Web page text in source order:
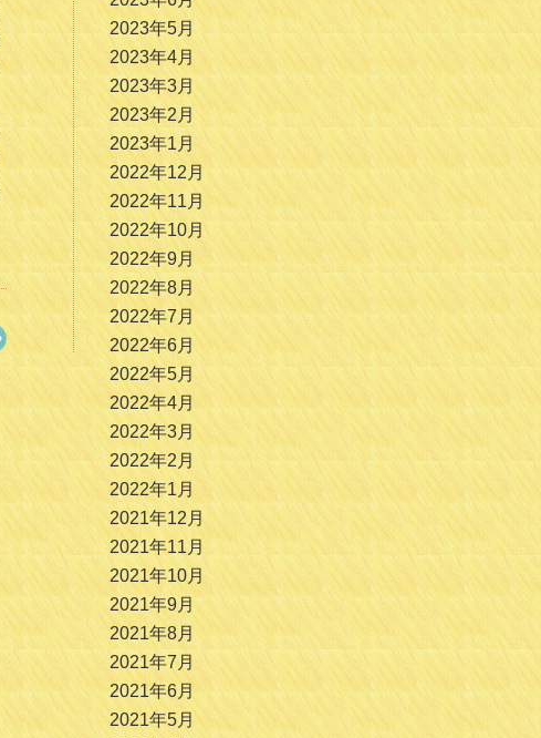
2023年5月
2023年4月
2023年3月
2023年2月
2023年1月
2022年12月
2022年11月
2022年10月
2022年9月
2022年8月
2022年7月
2022年6月
2022年5月
2022年4月
2022年3月
2022年2月
2022年1月
2021年12月
2021年11月
2021年10月
2021年9月
2021年8月
2021年7月
2021年6月
2021年5月